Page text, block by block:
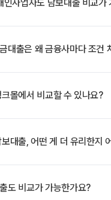
인사업자도 담보대출 비교가
대출은 왜 금융사마다 조건
몰에서 비교할 수 있나요?
대출, 어떤 게 더 유리한지
도 비교가 가능한가요?